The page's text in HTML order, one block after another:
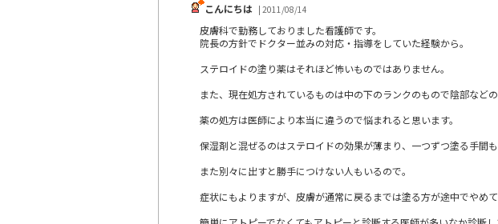
こんにちは | 2011/08/14
皮膚科で勤務しておりました看護師です。
院長の方針でドクター並みの対応・指導をしていた経験から。
ステロイドの塗り薬はそれほど怖いものではありません。
また、現在処方されているものは中の下のランクのもので陰部など
薬の処方は医師により本当に違うので悩まれると思います。
保湿剤と混ぜるのはステロイドの効果が薄まり、一つずつ塗る手間も
また別々に出すと勝手につけない人もいるので。
症状にもよりますが、皮膚が通常に戻るまでは塗る方が途中でやめて